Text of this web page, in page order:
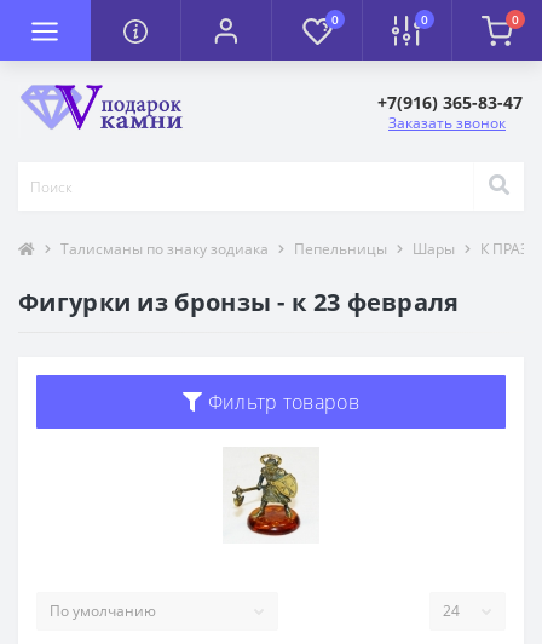
0 0 0
+7(916) 365-83-47
Заказать звонок
Талисманы по знаку зодиака Пепельницы Шары К
Фигурки из бронзы - к 23 февраля
Фильтр товаров